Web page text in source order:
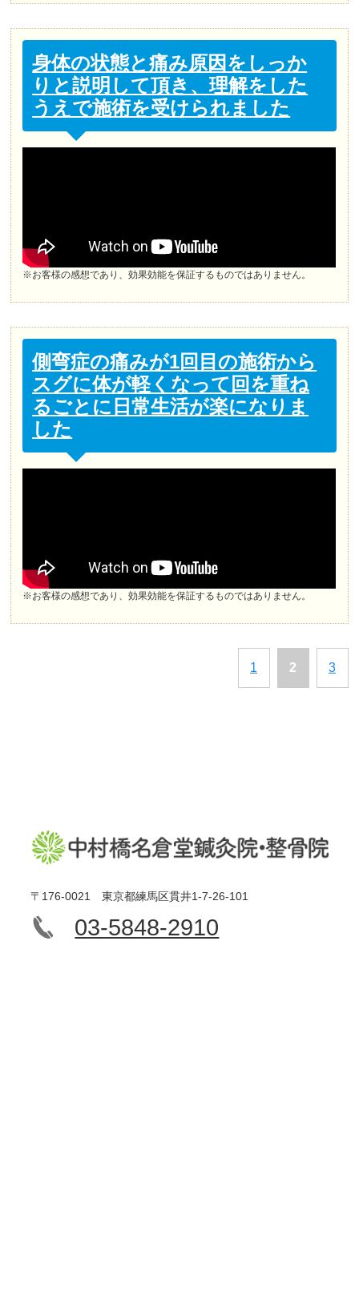
身体の状態と痛み原因をしっか
りと説明して頂き、理解をした
うえで施術を受けられました
※お客様の感想であり、効果効能を保証するものではありません。
側弯症の痛みが1回目の施術から
スグに体が軽くなって回を重ね
るごとに日常生活が楽になりま
した
※お客様の感想であり、効果効能を保証するものではありません。
1 2 3
〒176-0021 東京都練馬区貫井1-7-26-101
03-5848-2910